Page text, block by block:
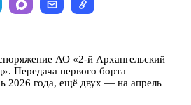
АО «2-й Архангельский
Передача первого борта
2026 года, ещё двух — на апрель